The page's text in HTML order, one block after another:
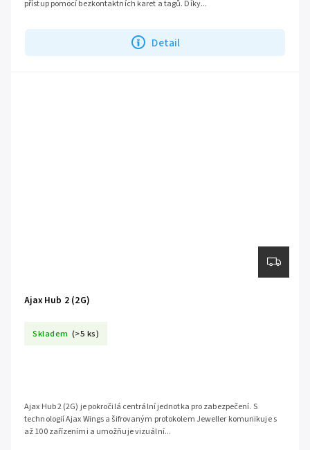
Detail
přístup pomocí bezkontaktních karet a tagů. Díky...
Ajax Hub 2 (2G)
Skladem (>5 ks)
Ajax Hub 2 (2G) je pokročilá centrální jednotka pro zabezpečení. S
technologií Ajax Wings a šifrovaným protokolem Jeweller komunikuje s
až 100 zařízeními a umožňuje vizuální...